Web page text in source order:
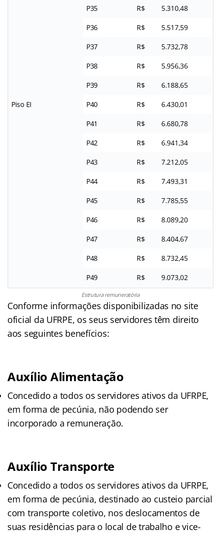
Piso EI
P35 R$ 5.310,48
P36 R$ 5.517,59
P37 R$ 5.732,78
P38 R$ 5.956,36
P39 R$ 6.188,65
P40 R$ 6.430,01
P41 R$ 6.680,78
P42 R$ 6.941,34
P43 R$ 7.212,05
P44 R$ 7.493,31
P45 R$ 7.785,55
P46 R$ 8.089,20
P47 R$ 8.404,67
P48 R$ 8.732,45
P49 R$ 9.073,02
Estrutura remuneratória
Conforme informações disponibilizadas no site
oficial da UFRPE, os seus servidores têm direito
aos seguintes benefícios:
Auxílio Alimentação
Concedido a todos os servidores ativos da UFRPE,
em forma de pecúnia, não podendo ser
incorporado a remuneração.
Auxílio Transporte
Concedido a todos os servidores ativos da UFRPE,
em forma de pecúnia, destinado ao custeio parcial
com transporte coletivo, nos deslocamentos de
suas residências para o local de trabalho e vice-